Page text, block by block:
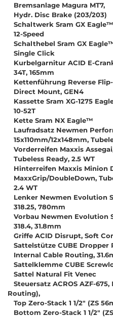
Bremsanlage Magura MT7,
Hydr. Disc Brake (203/203)
Schaltwerk Sram GX
12-Speed
Schalthebel Sram GX
Single Click
Kurbelgarnitur ACID E-
34T, 165mm
Kettenführung Reverse Flip-
Direct Mount, GEN4
Kassette Sram XG-1275
10-52T
Kette Sram NX Eagle™
Laufradsatz Newmen
15x110mm/12x148mm,
Vorderreifen Maxxis
Tubeless Ready, 2.5 WT
Hinterreifen Maxxis Minion
MaxxGrip/DoubleDown,
2.4 WT
Lenker Newmen Evolution
318.25, 780mm
Vorbau Newmen Evolution
318.4, 31.8mm
Griffe ACID Disrupt, Soft
Sattelstütze CUBE Dropper
Internal Cable Routing,
Sattelklemme CUBE
Sattel Natural Fit Venec
Steuersatz ACROS AZF-
Routing),
Top Zero-Stack 1 1/2" (ZS
Bottom Zero-Stack 1 1/2"